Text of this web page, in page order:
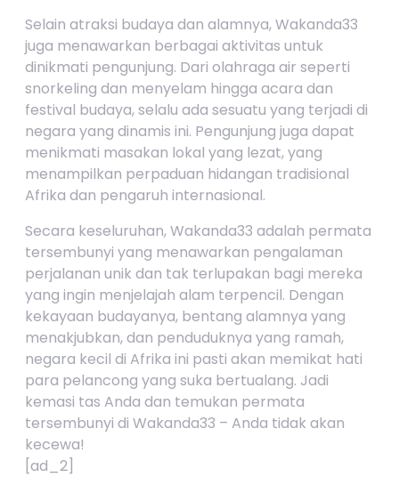
Selain atraksi budaya dan alamnya, Wakanda33
juga menawarkan berbagai aktivitas untuk
dinikmati pengunjung. Dari olahraga air seperti
snorkeling dan menyelam hingga acara dan
festival budaya, selalu ada sesuatu yang terjadi di
negara yang dinamis ini. Pengunjung juga dapat
menikmati masakan lokal yang lezat, yang
menampilkan perpaduan hidangan tradisional
Afrika dan pengaruh internasional.
Secara keseluruhan, Wakanda33 adalah permata
tersembunyi yang menawarkan pengalaman
perjalanan unik dan tak terlupakan bagi mereka
yang ingin menjelajah alam terpencil. Dengan
kekayaan budayanya, bentang alamnya yang
menakjubkan, dan penduduknya yang ramah,
negara kecil di Afrika ini pasti akan memikat hati
para pelancong yang suka bertualang. Jadi
kemasi tas Anda dan temukan permata
tersembunyi di Wakanda33 – Anda tidak akan
kecewa!
[ad_2]